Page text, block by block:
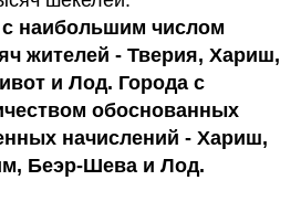
наибольшим числом
жителей - Тверия, Хариш,
и Лод. Города с
обоснованных
начислений - Хариш,
Беэр-Шева и Лод.